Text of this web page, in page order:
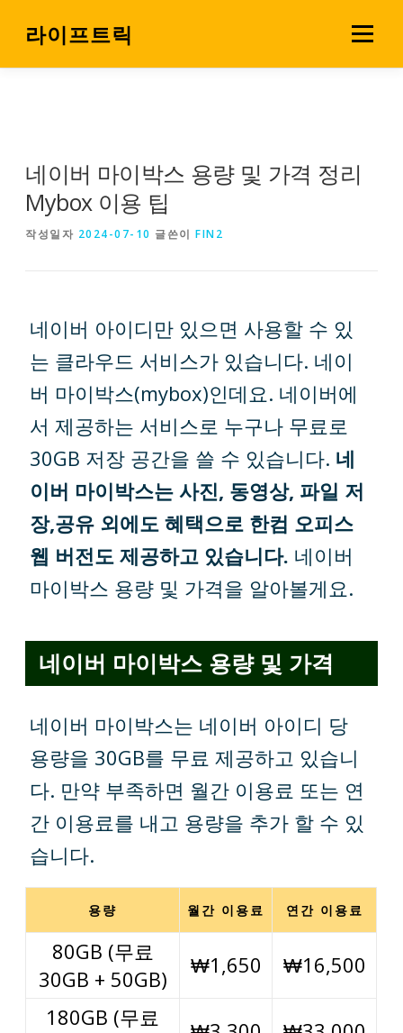
라이프트릭 메뉴
네이버 마이박스 용량 및 가격 정리
Mybox 이용 팁
작성일자 2024-07-10 글쓴이FIN2
네이버 아이디만 있으면 사용할 수 있
는 클라우드 서비스가 있습니다. 네이
버 마이박스(mybox)인데요. 네이버에
서 제공하는 서비스로 누구나 무료로
30GB 저장 공간을 쓸 수 있습니다. 네
이버 마이박스는 사진, 동영상, 파일 저
장,공유 외에도 혜택으로 한컴 오피스
웹 버전도 제공하고 있습니다. 네이버
마이박스 용량 및 가격을 알아볼게요.
네이버 마이박스 용량 및 가격
네이버 마이박스는 네이버 아이디 당
용량을 30GB를 무료 제공하고 있습니
다. 만약 부족하면 월간 이용료 또는 연
간 이용료를 내고 용량을 추가 할 수 있
습니다.
용량 월간 이용료 연간 이용료
80GB (무료
30GB + 50GB)
₩1,650
₩16,500
180GB (무료